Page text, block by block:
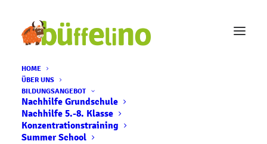
HOME
ÜBER UNS
BILDUNGSANGEBOT
Nachhilfe Grundschule
Nachhilfe 5.-8. Klasse
Konzentrationstraining
Summer School
Projekttage „Lernfit und